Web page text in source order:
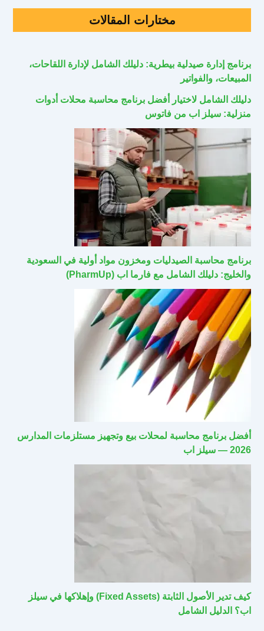
مختارات المقالات
برنامج إدارة صيدلية بيطرية: دليلك الشامل لإدارة اللقاحات،
المبيعات، والفواتير
دليلك الشامل لاختيار أفضل برنامج محاسبة محلات أدوات
منزلية: سيلز اب من فاتوس
برنامج محاسبة الصيدليات ومخزون مواد أولية في السعودية
والخليج: دليلك الشامل مع فارما اب (PharmUp)
أفضل برنامج محاسبة لمحلات بيع وتجهيز مستلزمات المدارس
2026 — سيلز اب
كيف تدير الأصول الثابتة (Fixed Assets) وإهلاكها في سيلز
اب؟ الدليل الشامل